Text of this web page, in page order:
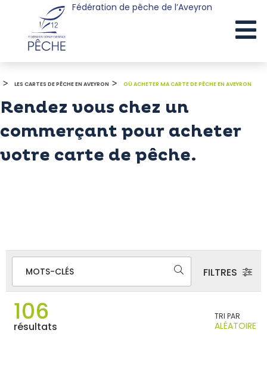
Fédération de pêche de l’Aveyron
> LES CARTES DE PÊCHE EN AVEYRON > OÙ ACHETER MA CARTE DE PÊCHE EN AVEYRON
Rendez vous chez un
commerçant pour acheter
votre carte de pêche.
MOTS-CLÉS FILTRES
106
résultats
TRI PAR
ALÉATOIRE
Cookies management panel